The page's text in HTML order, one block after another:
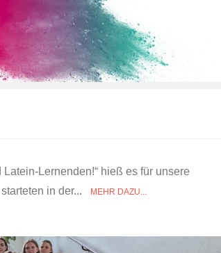
Lernenden!“ hieß es für unsere
in der...
MEHR DAZU...